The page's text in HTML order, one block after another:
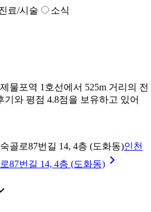
료/시술 소식
물포역 1호선에서 525m 거리의 전
기와 평점 4.8점을 보유하고 있어
골로87번길 14, 4층 (도화동)인천
87번길 14, 4층 (도화동)